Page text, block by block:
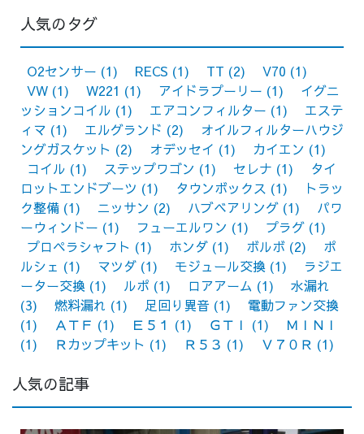
人気のタグ
O2センサー (1) RECS (1) TT (2) V70 (1)
VW (1) W221 (1) アイドラプーリー (1)
イグニ
ッションコイル (1) エアコンフィルター (1)
エステ
ィマ (1) エルグランド (2)
オイルフィルターハウジ
ングガスケット (2) オデッセイ (1) カイエン (1)
コイル (1) ステップワゴン (1) セレナ (1)
タイ
ロットエンドブーツ (1) タウンボックス (1)
トラッ
ク整備 (1) ニッサン (2) ハブベアリング (1)
パワ
ーウィンドー (1) フューエルワン (1) プラグ (1)
プロペラシャフト (1) ホンダ (1) ボルボ (2)
ポ
ルシェ (1) マツダ (1) モジュール交換 (1)
ラジエ
ーター交換 (1) ルポ (1) ロアアーム (1)
水漏れ
(3)
燃料漏れ (1) 足回り異音 (1)
電動ファン交換
(1)
ＡＴＦ (1) Ｅ５１ (1) ＧＴＩ (1)
ＭＩＮＩ
(1)
Ｒカップキット (1) Ｒ５３ (1) Ｖ７０Ｒ (1)
人気の記事